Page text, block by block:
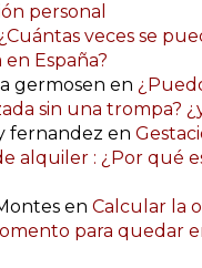
personal
¿Cuántas veces se
España?
germosen en
sin una trompa?
fernandez en
alquiler : ¿Por qué
en Calcular la
para quedar